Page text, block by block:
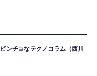
ンチョなテクノコラム（西川